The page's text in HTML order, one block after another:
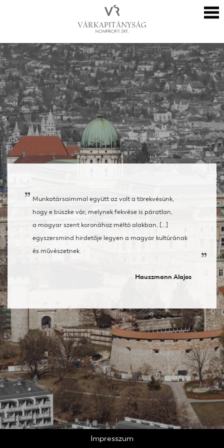
Munkatársaimmal együtt az volt a törekvésünk,
hogy e büszke vár, melynek fekvése is páratlan,
a magyar szent koronához méltó alakban, […]
egyszersmind hirdetője legyen a magyar kultúrának
és művészetnek.
Hauszmann Alajos
Impresszum